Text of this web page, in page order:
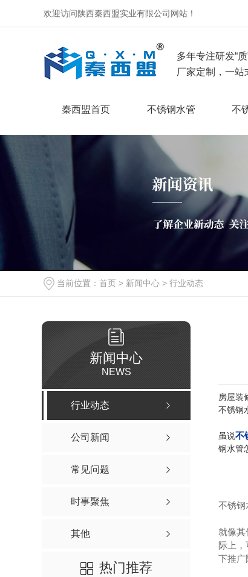
欢迎访问陕西秦西盟实业有限公司网站！
多年专注研发“
厂家定制，一站
秦西盟首页 不锈钢水管 不
当前位置： 首页 > 新闻中心 > 行业动态
新闻中心
NEWS
行业动态
公司新闻
常见问题
时事聚焦
其他
热门推荐
房屋装
不锈钢
虽说不
钢水管
不锈钢
就像
际上
下推广